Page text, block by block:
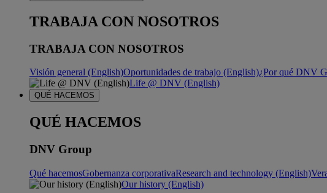
TRABAJA CON NOSOTROS
TRABAJA CON NOSOTROS
Visión general (English)Oportunidades de trabajo (English)¿Por qué DNV
Life @ DNV (English)
QUÉ HACEMOS
QUÉ HACEMOS
DNV Group
Qué hacemosGobernanza corporativaResearch and technology (English)
Our history (English)